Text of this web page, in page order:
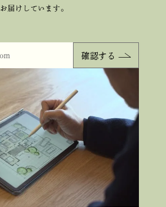
お届けしています。